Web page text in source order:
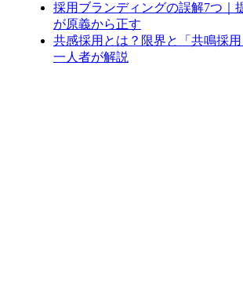
採用ブランディングの誤解7つ｜
が原義から正す
共感採用とは？限界と「共鳴採
一人者が解説